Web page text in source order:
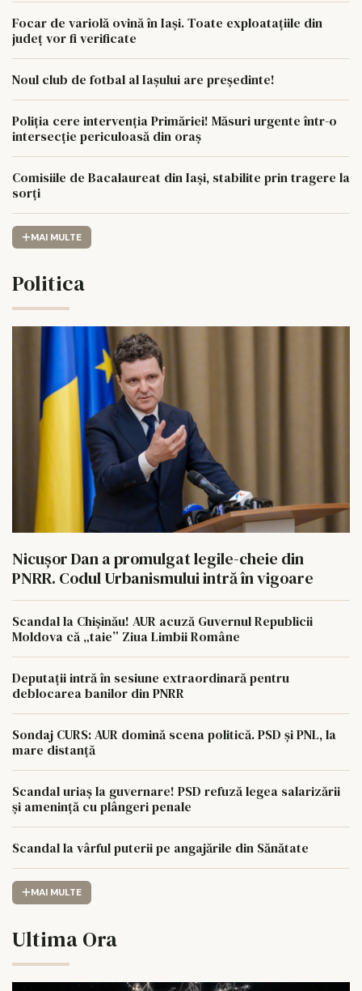
Focar de variolă ovină în Iași. Toate exploatațiile din
județ vor fi verificate
Noul club de fotbal al Iașului are președinte!
Poliția cere intervenția Primăriei! Măsuri urgente într-o
intersecție periculoasă din oraș
Comisiile de Bacalaureat din Iași, stabilite prin tragere la
sorți
MAI MULTE
Politica
Nicușor Dan a promulgat legile-cheie din
PNRR. Codul Urbanismului intră în vigoare
Scandal la Chișinău! AUR acuză Guvernul Republicii
Moldova că „taie” Ziua Limbii Române
Deputații intră în sesiune extraordinară pentru
deblocarea banilor din PNRR
Sondaj CURS: AUR domină scena politică. PSD și PNL, la
mare distanță
Scandal uriaș la guvernare! PSD refuză legea salarizării
și amenință cu plângeri penale
Scandal la vârful puterii pe angajările din Sănătate
MAI MULTE
Ultima Ora